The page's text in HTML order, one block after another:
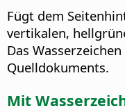
Fügt dem
vertikalen,
Das
Quelldokuments.
Mit